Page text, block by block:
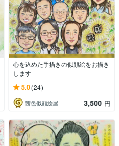
心を込めた手描きの似顔絵をお描き
します
5.0(24)
茜色似顔絵屋 3,500 円